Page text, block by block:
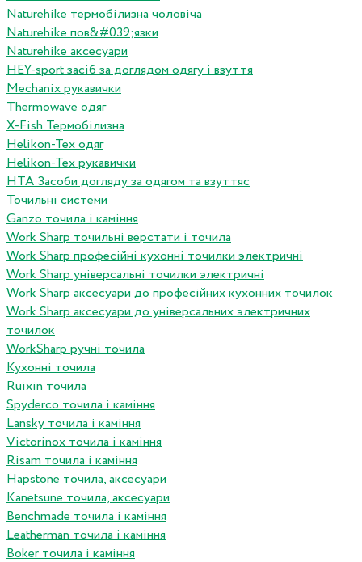
Naturehike термобілизна чоловіча
Naturehike пов&#039;язки
Naturehike аксесуари
HEY-sport засіб за доглядом одягу і взуття
Mechanix рукавички
Thermowave одяг
X-Fish Термобілизна
Helikon-Tex одяг
Helikon-Tex рукавички
HTA Засоби догляду за одягом та взуттяс
Точильні системи
Ganzo точила і каміння
Work Sharp точильні верстати і точила
Work Sharp професiйнi кухоннi точилки электричнi
Work Sharp унiверсальнi точилки электричнi
Work Sharp аксесуари до професiйних кухонних точилок
Work Sharp аксесуари до унiверсальних электричних
точилок
WorkSharp ручні точила
Кухонні точила
Ruixin точила
Spyderco точила і каміння
Lansky точила і каміння
Victorinox точила і каміння
Risam точила і каміння
Hapstone точила, аксесуари
Kanetsune точила, аксесуари
Benchmade точила і каміння
Leatherman точила і каміння
Boker точила і каміння